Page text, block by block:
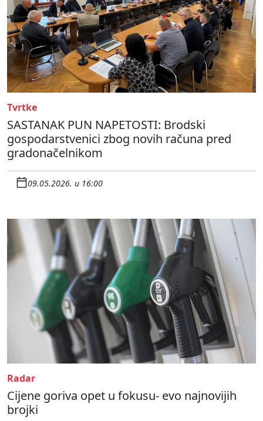
Tvrtke
SASTANAK PUN NAPETOSTI: Brodski
gospodarstvenici zbog novih računa pred
gradonačelnikom
09.05.2026. u 16:00
Radar
Cijene goriva opet u fokusu- evo najnovijih
brojki